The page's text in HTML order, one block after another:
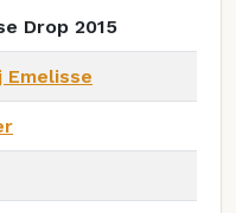
Drop 2015
Emelisse